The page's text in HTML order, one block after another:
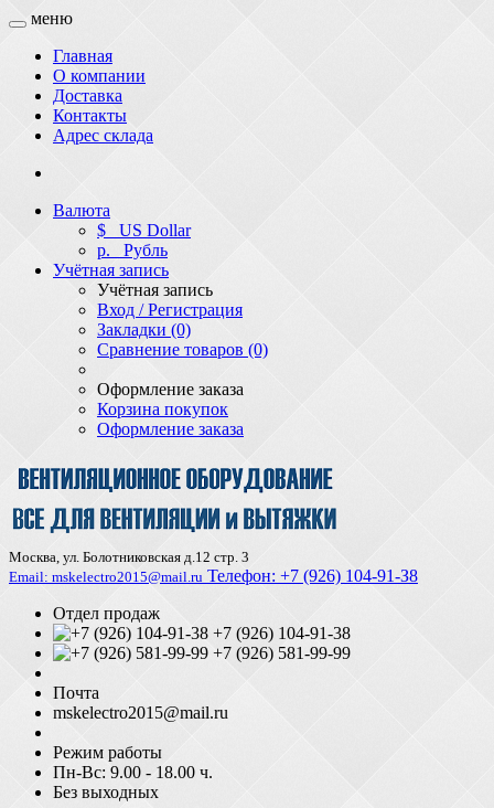
меню
Главная
О компании
Доставка
Контакты
Адрес склада
Валюта
$ US Dollar
р. Рубль
Учётная запись
Учётная запись
Вход / Регистрация
Закладки (0)
Сравнение товаров (0)
Оформление заказа
Корзина покупок
Оформление заказа
Москва, ул. Болотниковская д.12 стр. 3
Email: mskelectro2015@mail.ru Телефон: +7 (926) 104-91-З8
Отдел продаж
+7 (926) 104-91-38
+7 (926) 581-99-99
Почта
mskelectro2015@mail.ru
Режим работы
Пн-Вс: 9.00 - 18.00 ч.
Без выходных